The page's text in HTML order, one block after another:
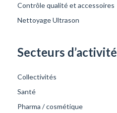
Contrôle qualité et accessoires
Nettoyage Ultrason
Secteurs d’activité
Collectivités
Santé
Pharma / cosmétique